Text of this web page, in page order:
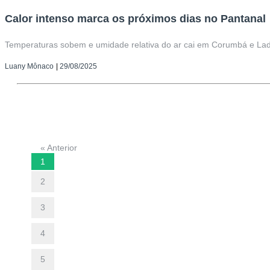
Calor intenso marca os próximos dias no Pantanal
Temperaturas sobem e umidade relativa do ar cai em Corumbá e
Luany Mônaco 29/08/2025
« Anterior
1
2
3
4
5